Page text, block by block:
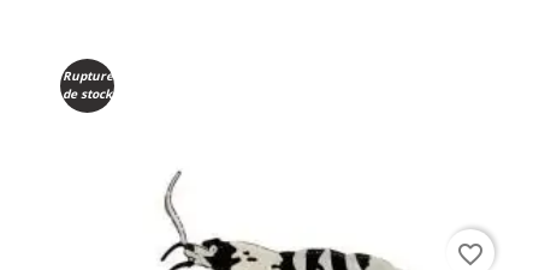
Rupture
de stock
favorite_border